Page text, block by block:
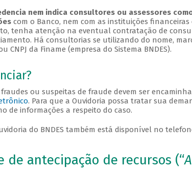
nem indica consultores ou assessores
com o Banco, nem com as instituições
tenha atenção na eventual contratação de
Há consultorias se utilizando do nome,
CNPJ da Finame (empresa do Sistema BNDES).
ou suspeitas de fraude devem ser
. Para que a Ouvidoria possa tratar sua
de informações a respeito do caso.
do BNDES também está disponível no
de antecipação de recursos (“